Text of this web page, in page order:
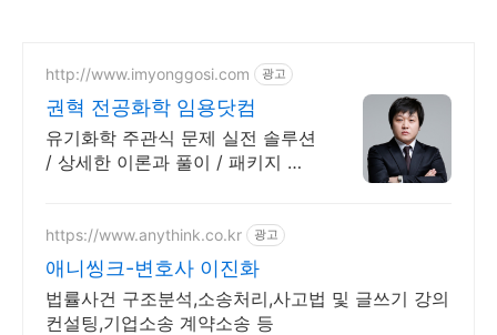
http://www.imyonggosi.com 광고
권혁 전공화학 임용닷컴
유기화학 주관식 문제 실전 솔루션
/ 상세한 이론과 풀이 / 패키지 할
https://www.anythink.co.kr 광고
애니씽크-변호사 이진화
법률사건 구조분석,소송처리,사고법 및 글쓰기 강의
컨설팅,기업소송 계약소송 등